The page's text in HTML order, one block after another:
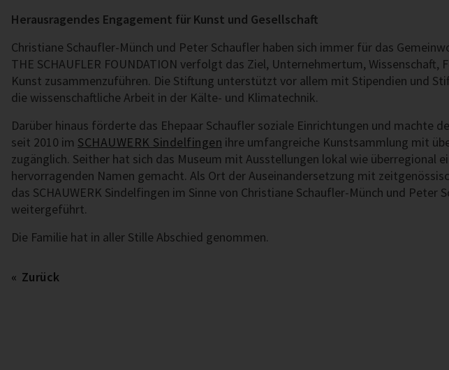
Herausragendes Engagement für Kunst und Gesellschaft
Christiane Schaufler-Münch und Peter Schaufler haben sich immer für das
THE SCHAUFLER FOUNDATION verfolgt das Ziel, Unternehmertum, Wissenschaft,
Kunst zusammenzuführen. Die Stiftung unterstützt vor allem mit Stipendien und
die wissenschaftliche Arbeit in der Kälte- und Klimatechnik.
Darüber hinaus förderte das Ehepaar Schaufler soziale Einrichtungen und machte
seit 2010 im SCHAUWERK Sindelfingen ihre umfangreiche Kunstsammlung mit
zugänglich. Seither hat sich das Museum mit Ausstellungen lokal wie überregional
hervorragenden Namen gemacht. Als Ort der Auseinandersetzung mit
das SCHAUWERK Sindelfingen im Sinne von Christiane Schaufler-Münch und Peter
weitergeführt.
Die Familie hat in aller Stille Abschied genommen.
Zurück